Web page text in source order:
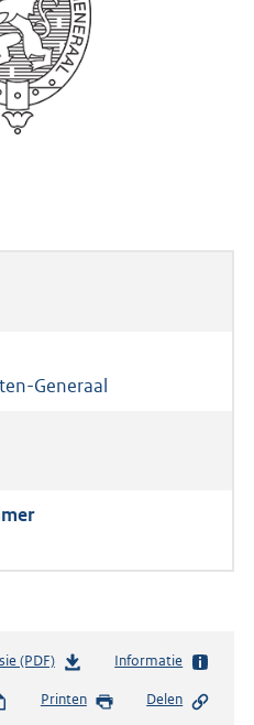
Generaal
(PDF)b
s
Informatie
Printen Delen